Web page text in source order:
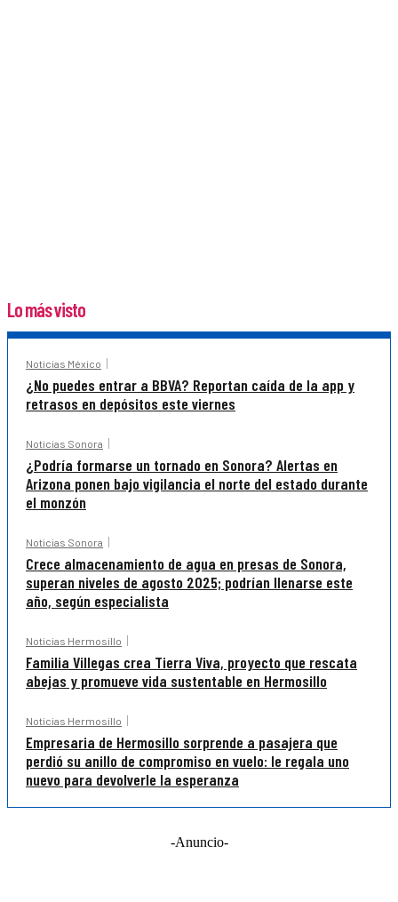
Lo más visto
Noticias México
¿No puedes entrar a BBVA? Reportan caída de la app y
retrasos en depósitos este viernes
Noticias Sonora
¿Podría formarse un tornado en Sonora? Alertas en
Arizona ponen bajo vigilancia el norte del estado durante
el monzón
Noticias Sonora
Crece almacenamiento de agua en presas de Sonora,
superan niveles de agosto 2025; podrían llenarse este
año, según especialista
Noticias Hermosillo
Familia Villegas crea Tierra Viva, proyecto que rescata
abejas y promueve vida sustentable en Hermosillo
Noticias Hermosillo
Empresaria de Hermosillo sorprende a pasajera que
perdió su anillo de compromiso en vuelo: le regala uno
nuevo para devolverle la esperanza
-Anuncio-